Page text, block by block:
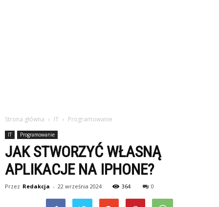
Strona główna IT Programowanie
IT Programowanie
JAK STWORZYĆ WŁASNĄ
APLIKACJE NA IPHONE?
Przez Redakcja - 22 września 2024 364 0